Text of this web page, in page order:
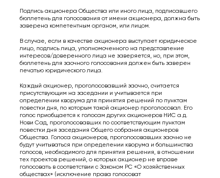
Подпись акционера Общества или иного лица, подписавшего
бюллетень для голосования от имени акционера, должна быть
заверена компетентным органом, или лицом.
В случае, если в качестве акционера выступает юридическое
лицо, подпись лица, уполномоченного на представление
интересов/доверенного лица не заверяется, но, при этом,
бюллетень для заочного голосования должен быть заверен
печатью юридического лица.
Каждый акционер, проголосовавший заочно, считается
присутствующим на заседании и учитывается при
определении кворума для принятия решений по пунктам
повестки дня, по которым такой акционер проголосовал. Его
голос приобщается к голосам других акционеров НИС а.д.
Нови Сад, проголосовавших по соответствующим пунктам
повестки дня заседания Общего собрания акционеров
Общества. Голоса акционеров, проголосовавших заочно не
будут учитываться при определении кворума и большинства
голосов, необходимого для принятия решения, в отношении
тех проектов решений, о которых акционер не вправе
голосовать в соответствии с Законом РС «О хозяйственных
обществах» (исключение права голосоват